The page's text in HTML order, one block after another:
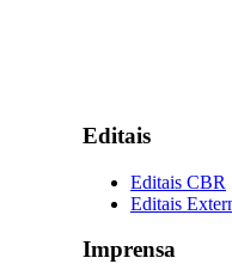
Editais
Editais CBR
Editais
Imprensa